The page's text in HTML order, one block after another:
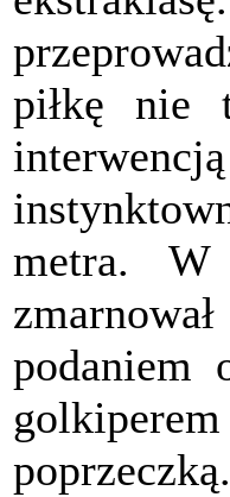
piłkę nie
metra. W
podaniem